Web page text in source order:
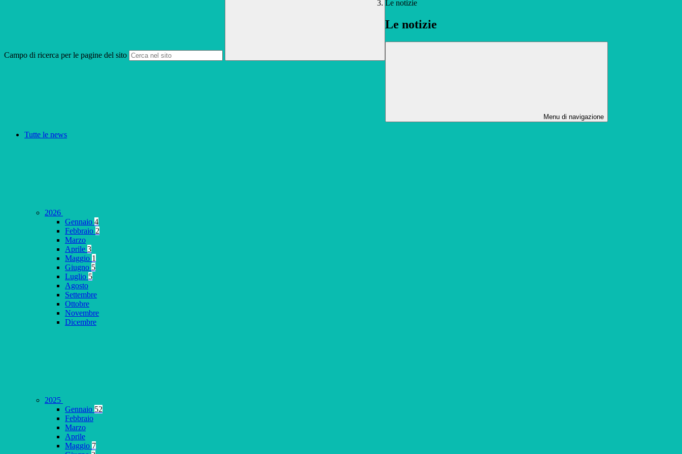
Campo di ricerca per le pagine del sito
Le notizie
Le notizie
Menu di navigazione
Tutte le news
2026
Gennaio 4
Febbraio 2
Marzo
Aprile 3
Maggio 1
Giugno 5
Luglio 5
Agosto
Settembre
Ottobre
Novembre
Dicembre
2025
Gennaio 52
Febbraio
Marzo
Aprile
Maggio 7